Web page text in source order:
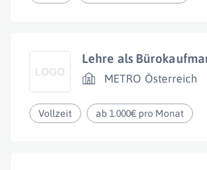
Lehre als
METRO Österreich
Vollzeit ab 1.000€ pro Monat